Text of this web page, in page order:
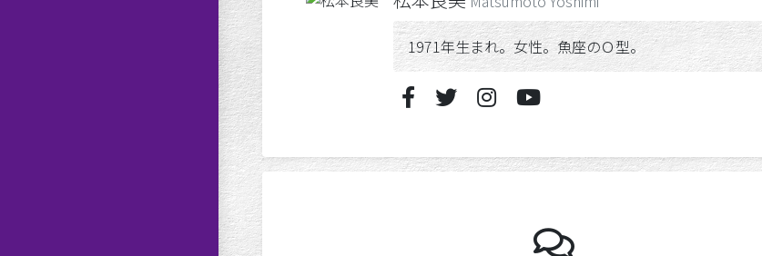
1971年生まれ。女性。魚座のＯ型。
よしちゃ